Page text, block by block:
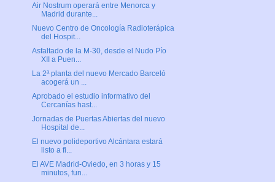
Air Nostrum operará entre Menorca y
Madrid durante...
Nuevo Centro de Oncología Radioterápica
del Hospit...
Asfaltado de la M-30, desde el Nudo Pío
XII a Puen...
La 2ª planta del nuevo Mercado Barceló
acogerá un ...
Aprobado el estudio informativo del
Cercanías hast...
Jornadas de Puertas Abiertas del nuevo
Hospital de...
El nuevo polideportivo Alcántara estará
listo a fi...
El AVE Madrid-Oviedo, en 3 horas y 15
minutos, fun...